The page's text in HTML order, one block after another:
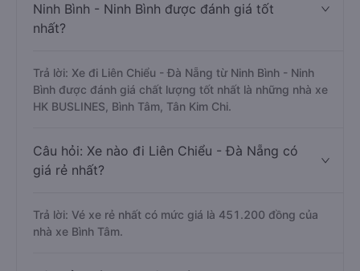
Ninh Bình - Ninh Bình được đánh giá tốt
nhất?
Trả lời: Xe đi Liên Chiểu - Đà Nẵng từ Ninh Bình - Ninh
Bình được đánh giá chất lượng tốt nhất là những nhà xe
HK BUSLINES, Bình Tâm, Tân Kim Chi.
Câu hỏi: Xe nào đi Liên Chiểu - Đà Nẵng có
giá rẻ nhất?
Trả lời: Vé xe rẻ nhất có mức giá là 451.200 đồng của
nhà xe Bình Tâm.